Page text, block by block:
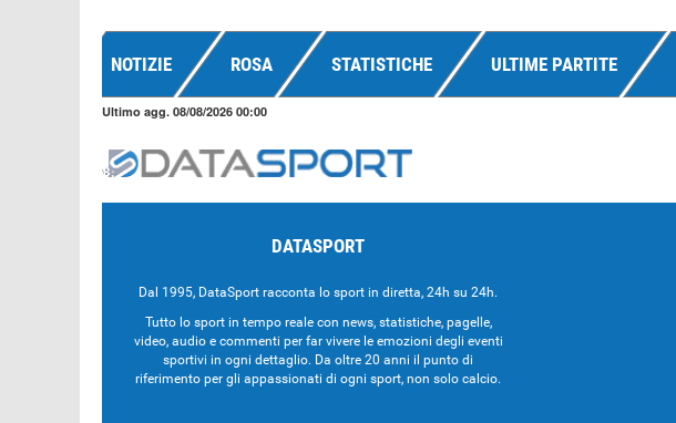
NOTIZIE ROSA STATISTICHE ULTIME PARTITE
Ultimo agg. 08/08/2026 00:00
DATASPORT
Dal 1995, DataSport racconta lo sport in diretta, 24h su 24h.
Tutto lo sport in tempo reale con news, statistiche, pagelle,
video, audio e commenti per far vivere le emozioni degli eventi
sportivi in ogni dettaglio. Da oltre 20 anni il punto di
riferimento per gli appassionati di ogni sport, non solo calcio.